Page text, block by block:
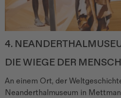
4.
DIE WIEGE DER
An einem Ort, der
Neanderthalmuseum in